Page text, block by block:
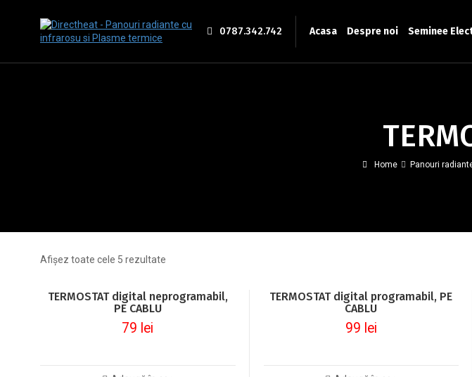
0787.342.742 Acasa Despre noi Seminee
Home Panouri
Afișez toate cele 5 rezultate
TERMOSTAT digital neprogramabil,
PE CABLU
79 lei
TERMOSTAT digital programabil, PE
CABLU
99 lei